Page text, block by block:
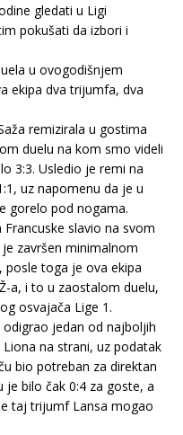
gledati u Ligi
pokušati da izbori i
u ovogodišnjem
ekipa dva trijumfa, dva
remizirala u gostima
duelu na kom smo videli
3:3. Usledio je remi na
uz napomenu da je u
gorelo pod nogama.
slavio na svom
završen minimalnom
toga je ova ekipa
a, i to u zaostalom duelu,
osvajača Lige 1.
jedan od najboljih
na strani, uz podatak
bio potreban za direktan
je bilo čak 0:4 za goste, a
taj trijumf Lansa mogao